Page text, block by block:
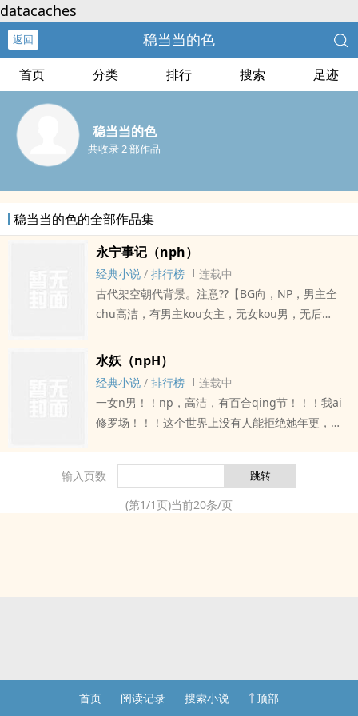
datacaches
返回 稳当当的色
首页 分类 排行 搜索 足迹
稳当当的色
共收录 2 部作品
稳当当的色的全部作品集
永宁事记（nph）
经典小说 / 排行榜
连载中
古代架空朝代背景。注意??【BG向，NP，男主全
chu高洁，有男主kou女主，无女kou男，无后
qing人，一定要找贞洁温柔的男人，但对于自己，
那就没有贞洁柔顺的必要，毕竟an她家老话来说，
陆即莫，女人莫贞柔。? 陆贞柔秉持着这条对人不对
己的准则，二十几年过得十分舒服惬意，然而好景
不长，眼睛一睁一闭，竟来到封建落后的古代，不
宁五年冬，距离北羌南下已经过去半个月。? 短短半
个月nei，幽州迅速陷落，驻守边疆的将军战死，监
军仓皇逃窜，并州、凉州、雍州三地防线岌岌可
子过得好好的，没事与帅哥们调调qing，跟姐妹们
水妖（npH）
经典小说 / 排行榜
连载中
一女n男！！np，高洁，有百合qing节！！！我ai
修罗场！！！这个世界上没有人能拒绝她年更，我
的开心即可男主全chu，高洁女主控，绝对亲妈党
本文niaoxing就是女主花式睡男人表里不一虚伪青
年，假哥哥真实验ti端晨用最怂的表qing说最狠的
世界观虽然看起来很复杂实际上也就是那么一回
事，我们的kou号是花式嫖！sy7以后有读者反应了
输入页数
(第1/1页)当前20条/页
首页 阅读记录 搜索小说 顶部